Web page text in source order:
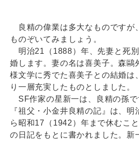
良精の偉業は多大なものですが
ものぞいてみましょう。
明治21（1888）年、先妻と死
婚します。妻の名は喜美子。森鷗
様文学に秀でた喜美子との結婚は
り一層充実したものとしました。
SF作家の星新一は、良精の孫で
『祖父・小金井良精の記』は、
ら昭和17（1942）年まで休むこ
の日記をもとに書かれました。新